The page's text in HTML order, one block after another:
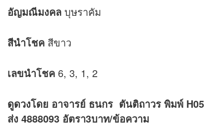
อัญมณีมงคล บุษราคัม
สีนำโชค สีขาว
เลขนำโชค 6, 3, 1, 2
ดูดวงโดย อาจารย์ ธนกร ตันติถาวร พิมพ์ H05
ส่ง 4888093 อัตรา3บาท/ข้อความ